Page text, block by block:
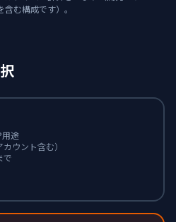
含む構成です）。
用途
ウント含む）
で